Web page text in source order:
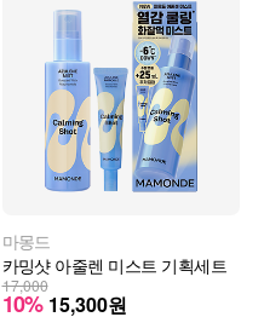
마몽드
카밍샷 아줄렌 미스트 기획세트
17,000
10% 15,300원